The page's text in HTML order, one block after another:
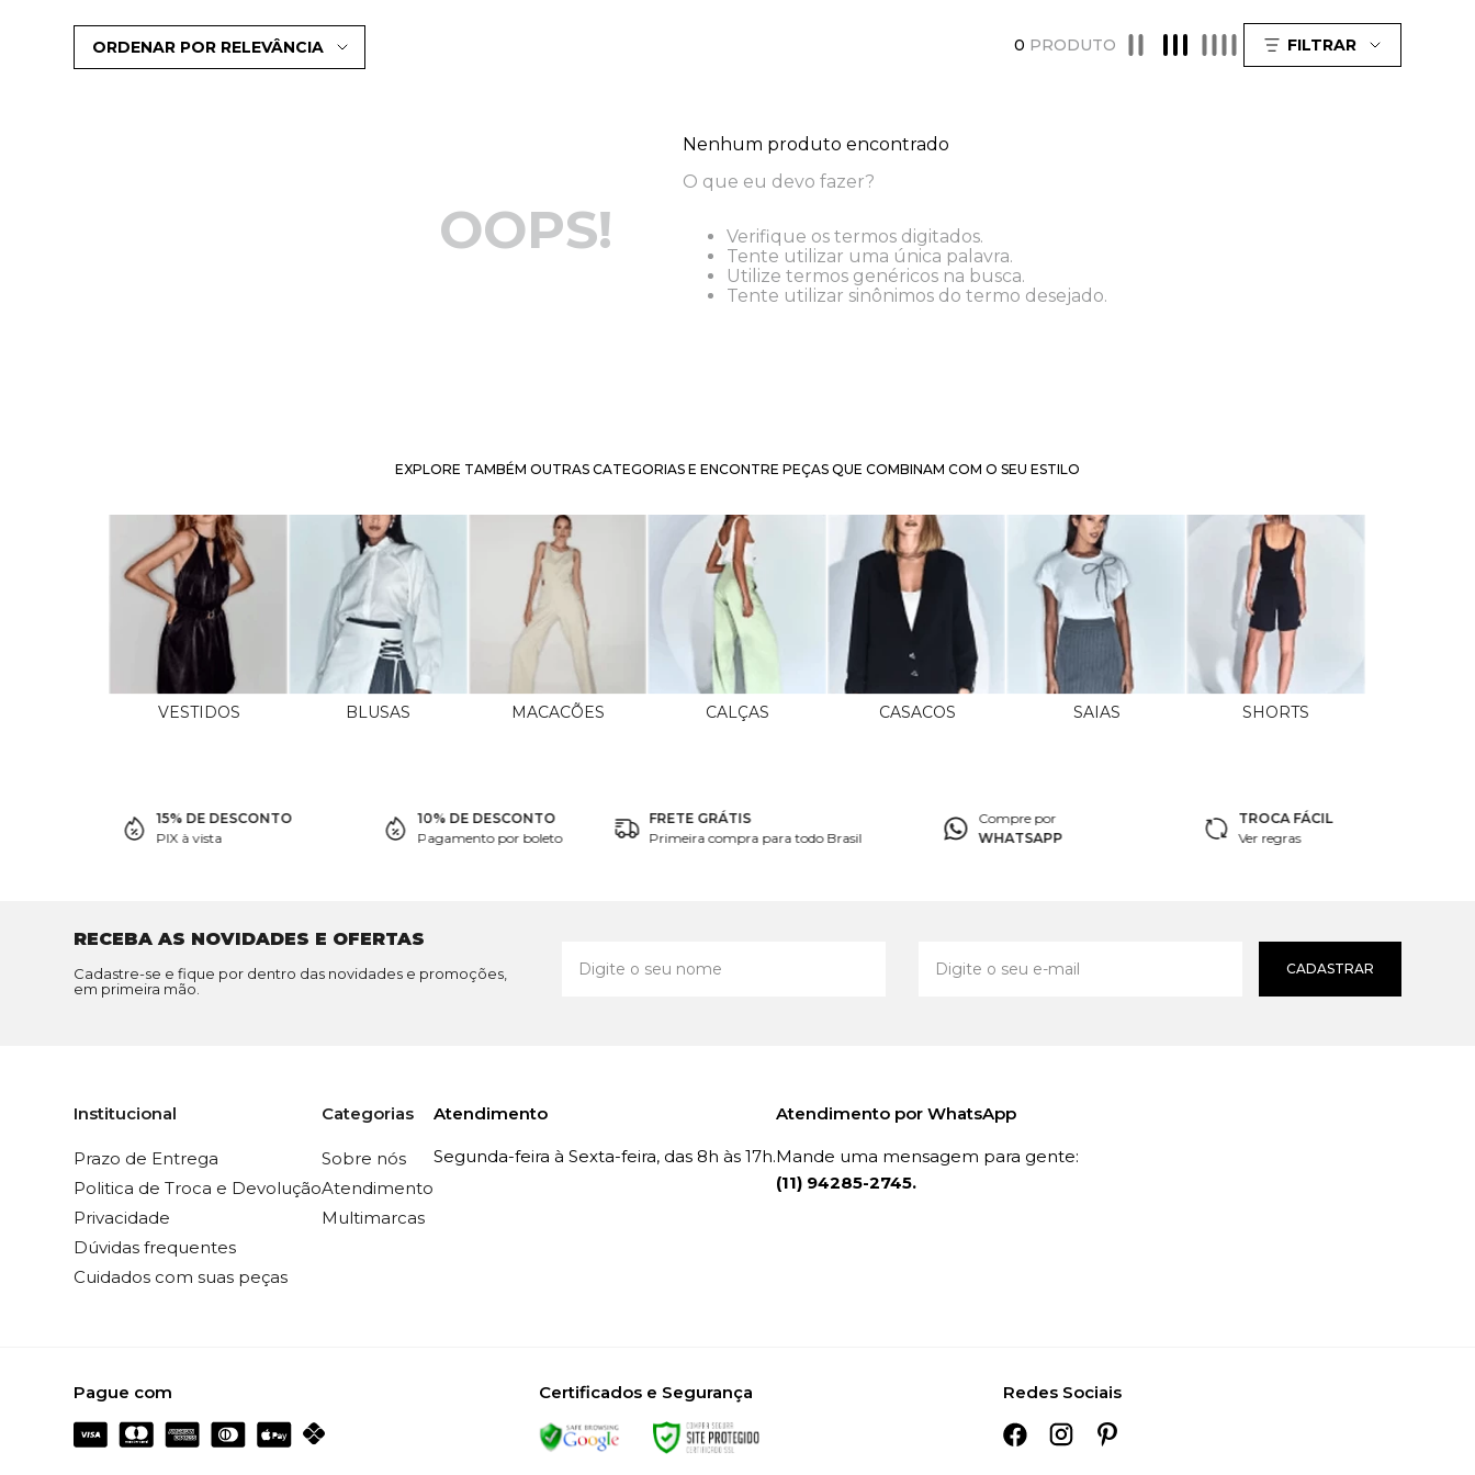
ORDENAR POR RELEVÂNCIA 0 PRODUTO FILTRAR
OOPS!
Nenhum produto encontrado
O que eu devo fazer?
Verifique os termos digitados.
Tente utilizar uma única palavra.
Utilize termos genéricos na busca.
Tente utilizar sinônimos do termo desejado.
EXPLORE TAMBÉM OUTRAS CATEGORIAS E ENCONTRE PEÇAS QUE COMBINAM COM O SEU ESTILO
VESTIDOS BLUSAS MACACÕES CALÇAS CASACOS SAIAS SHORTS
15% DE DESCONTO
PIX à vista
10% DE DESCONTO
Pagamento por boleto
FRETE GRÁTIS
Primeira compra para todo Brasil
Compre por
WHATSAPP
TROCA FÁCIL
Ver regras
RECEBA AS NOVIDADES E OFERTAS
Cadastre-se e fique por dentro das novidades e promoções,
em primeira mão.
CADASTRAR
Institucional
Prazo de Entrega
Politica de Troca e Devolução
Privacidade
Dúvidas frequentes
Cuidados com suas peças
Categorias
Sobre nós
Atendimento
Multimarcas
Atendimento
Segunda-feira à Sexta-feira, das 8h às 17h.
Atendimento por WhatsApp
Mande uma mensagem para gente:
(11) 94285-2745.
Pague com Certificados e Segurança Redes Sociais